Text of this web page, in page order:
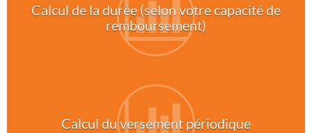
Calcul de la durée (selon votre capacité de
remboursement)
Calcul du versement périodique